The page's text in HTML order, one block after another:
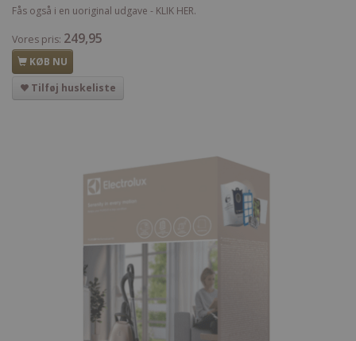
Fås også i en uoriginal udgave - KLIK HER.
Vores pris: 249,95
KØB NU
Tilføj huskeliste